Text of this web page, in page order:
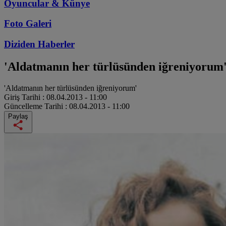
Oyuncular & Künye
Foto Galeri
Diziden Haberler
'Aldatmanın her türlüsünden
'Aldatmanın her türlüsünden iğreniyorum'
Giriş Tarihi : 08.04.2013 - 11:00
Güncelleme Tarihi : 08.04.2013 - 11:00
Paylaş